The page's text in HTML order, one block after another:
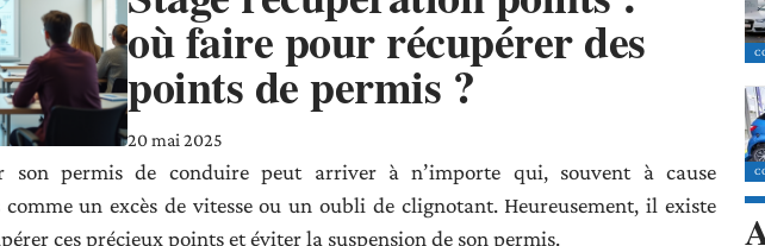
où faire pour récupérer des
points de permis ?
20 mai 2025
son permis de conduire peut arriver à n’importe qui, souvent à cause
un excès de vitesse ou un oubli de clignotant. Heureusement, il existe
ces précieux points et éviter la suspension de son permis.